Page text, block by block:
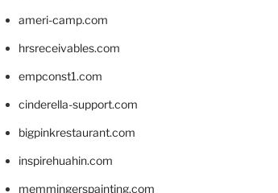
ameri-camp.com
hrsreceivables.com
empconst1.com
cinderella-support.com
bigpinkrestaurant.com
inspirehuahin.com
memmingerspainting.com